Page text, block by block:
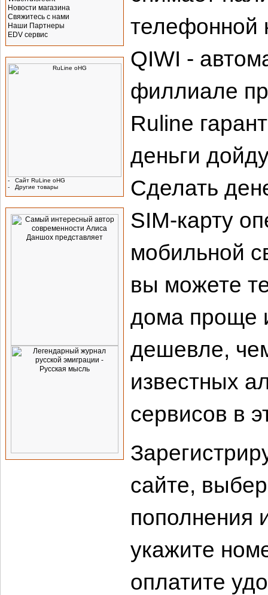
Новости магазина
Свяжитесь с нами
Наши Партнеры
EDV сервис
-
Сайт RuLine oHG
-
Другие товары
телефонной
QIWI -
филлиале
Ruline
деньги
Сделать
SIM-карту
мобильной
вы можете
дома проще
дешевле,
известных
сервисов в
сайте,
пополнения
укажите
оплатите